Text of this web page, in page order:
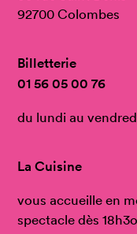
92700 Colombes
Billetterie
01 56 05 00 76
du lundi au
La Cuisine
vous accueille en
spectacle dès 18h3o